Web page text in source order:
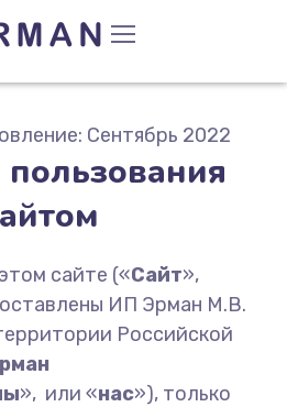
Сентябрь 2022
сайте («Сайт»,
ИП Эрман М.В.
Российской
», или «нас»), только